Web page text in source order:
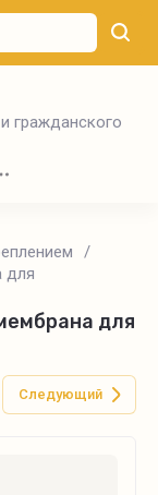
гражданского
/
для
для
Следующий